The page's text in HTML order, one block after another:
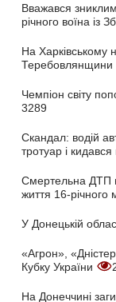
Вважався
річного воїна із
На Харківському
Теребовлянщини
Чемпіон світу
3289
Скандал: водій
тротуар і
Смертельна ДТП
життя 16-річного
У Донецькій
«Агрон»,
Кубку України
На Донеччині